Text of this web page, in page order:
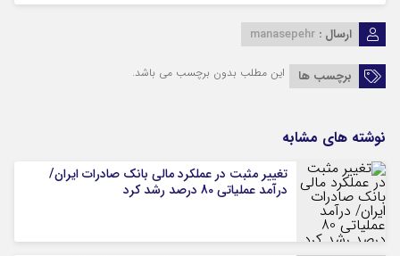
ارسال : manasepehr
برچسب ها این مطلب بدون برچسب می باشد.
نوشته های مشابه
تغییر مثبت در عملکرد مالی بانک صادرات ایران/
درآمد عملیاتی 80 درصد رشد کرد